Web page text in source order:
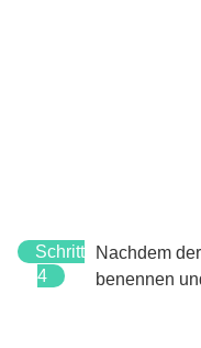
Schritt
4
Nachdem
benennen